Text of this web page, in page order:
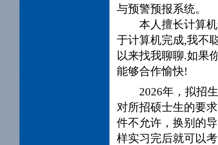
与预警预报系统。
本人擅长计算
于计算机完成,我不
以来找我聊聊.如果
能够合作愉快!
2026年， 拟招
对所招硕士生的要
件不允许，换别的
样实习完后就可以